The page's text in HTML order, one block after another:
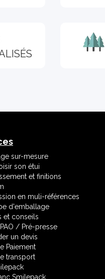
sur-mesure
son étui
et finitions
en muli-références
d'emballage
et conseils
/ Pré-presse
un devis
Paiement
transport
Smilepack